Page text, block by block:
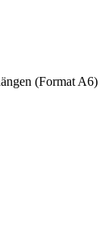
(Format A6)